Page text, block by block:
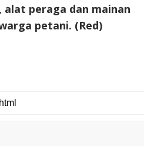
peraga dan mainan
petani. (Red)